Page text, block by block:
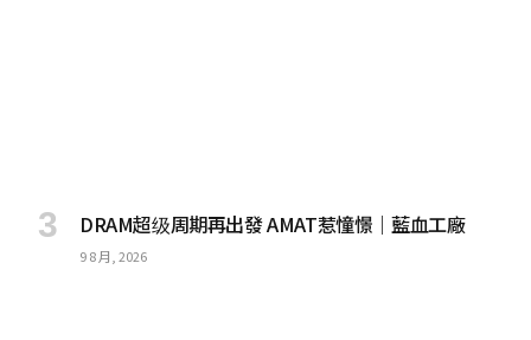
DRAM超级周期再出發 AMAT惹憧憬｜藍血工廠
9 8 月, 2026